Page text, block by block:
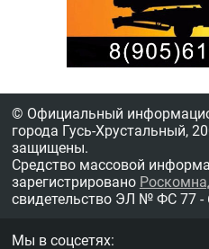
© Официальный
города Гусь-Хрустальный,
защищены.
Средство массовой
зарегистрировано
свидетельство ЭЛ № ФС 77 -
Мы в соцсетях: